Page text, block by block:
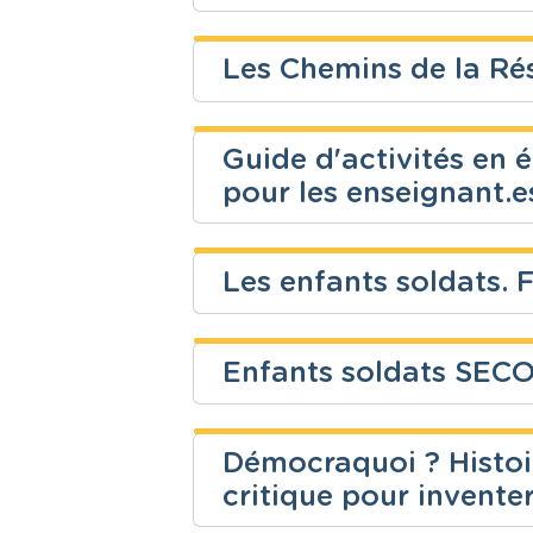
Fondamental Eveil
Les Chemins de la
Niveau
Secondaire
Cours
EPC -
Guide d'activités en
pour les
Fondamental Ressources
Les enfants soldats.
Fondamental
Education
citoyenneté
Enfants soldats
Niveau
Secondaire
Cours
EPC -
Démocraquoi ?
critique pour